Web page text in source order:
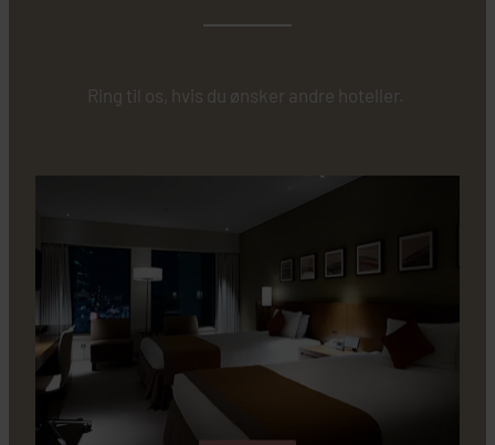
Ring til os, hvis du ønsker andre hoteller.